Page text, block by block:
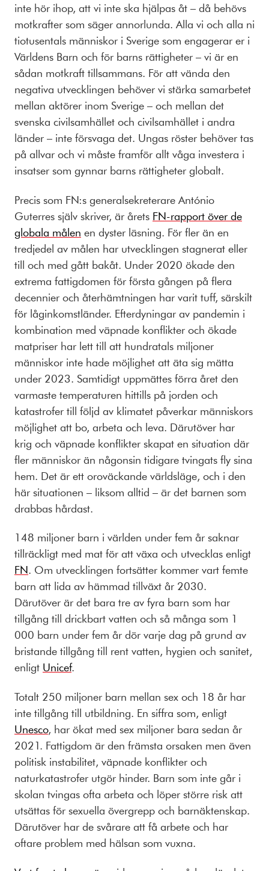
inte hör ihop, att vi inte ska hjälpas åt – då behövs
motkrafter som säger annorlunda. Alla vi och alla ni
tiotusentals människor i Sverige som engagerar er i
Världens Barn och för barns rättigheter – vi är en
sådan motkraft tillsammans. För att vända den
negativa utvecklingen behöver vi stärka samarbetet
mellan aktörer inom Sverige – och mellan det
svenska civilsamhället och civilsamhället i andra
länder – inte försvaga det. Ungas röster behöver tas
på allvar och vi måste framför allt våga investera i
insatser som gynnar barns rättigheter globalt.
Precis som FN:s generalsekreterare António
Guterres själv skriver, är årets FN-rapport över de
globala målen en dyster läsning. För fler än en
tredjedel av målen har utvecklingen stagnerat eller
till och med gått bakåt. Under 2020 ökade den
extrema fattigdomen för första gången på flera
decennier och återhämtningen har varit tuff, särskilt
för låginkomstländer. Efterdyningar av pandemin i
kombination med väpnade konflikter och ökade
matpriser har lett till att hundratals miljoner
människor inte hade möjlighet att äta sig mätta
under 2023. Samtidigt uppmättes förra året den
varmaste temperaturen hittills på jorden och
katastrofer till följd av klimatet påverkar människors
möjlighet att bo, arbeta och leva. Därutöver har
krig och väpnade konflikter skapat en situation där
fler människor än någonsin tidigare tvingats fly sina
hem. Det är ett oroväckande världsläge, och i den
här situationen – liksom alltid – är det barnen som
drabbas hårdast.
148 miljoner barn i världen under fem år saknar
tillräckligt med mat för att växa och utvecklas enligt
FN. Om utvecklingen fortsätter kommer vart femte
barn att lida av hämmad tillväxt år 2030.
Därutöver är det bara tre av fyra barn som har
tillgång till drickbart vatten och så många som 1
000 barn under fem år dör varje dag på grund av
bristande tillgång till rent vatten, hygien och sanitet,
enligt Unicef.
Totalt 250 miljoner barn mellan sex och 18 år har
inte tillgång till utbildning. En siffra som, enligt
Unesco, har ökat med sex miljoner bara sedan år
2021. Fattigdom är den främsta orsaken men även
politisk instabilitet, väpnade konflikter och
naturkatastrofer utgör hinder. Barn som inte går i
skolan tvingas ofta arbeta och löper större risk att
utsättas för sexuella övergrepp och barnäktenskap.
Därutöver har de svårare att få arbete och har
oftare problem med hälsan som vuxna.